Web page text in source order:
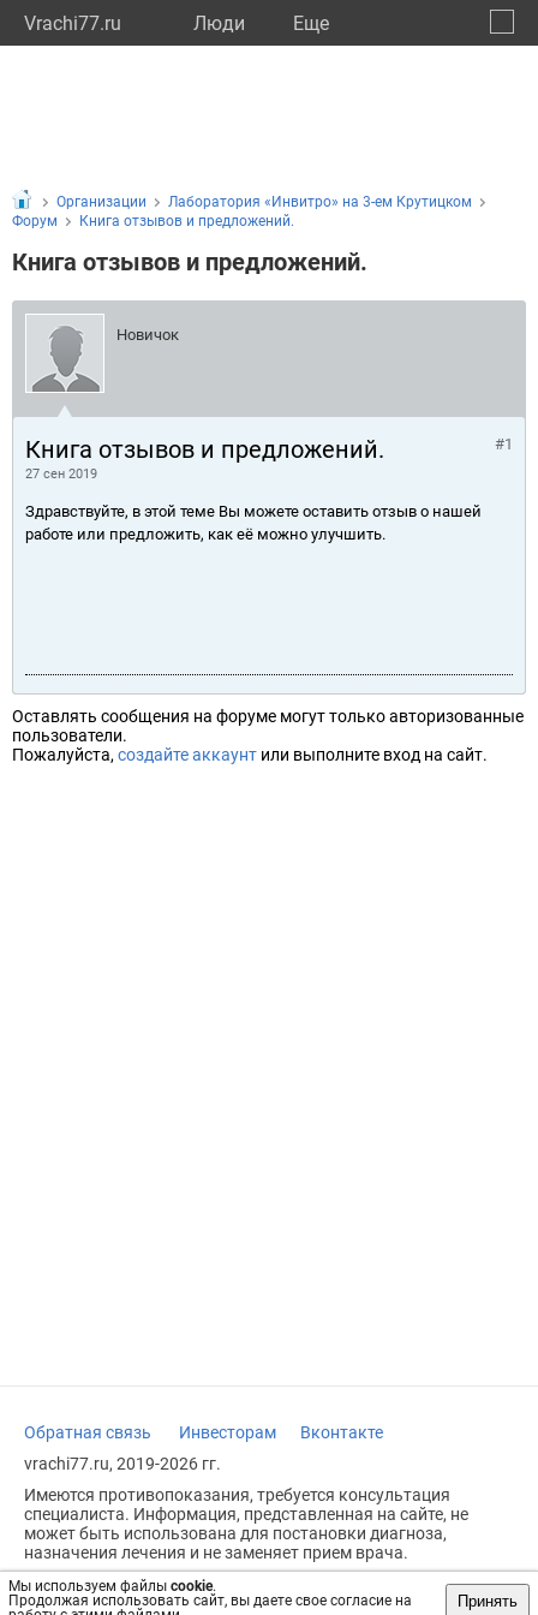
Vrachi77.ru Люди Eще
Мы используем файлы cookie.
Продолжая использовать сайт, вы даете свое согласие на
Принять
Организации
Лаборатория «Инвитро» на 3-ем Крутицком
Форум
Книга отзывов и предложений.
Книга отзывов и предложений.
Новичок
Книга отзывов и предложений.
27 сен 2019
#1
Здравствуйте, в этой теме Вы можете оставить отзыв о нашей
работе или предложить, как её можно улучшить.
Оставлять сообщения на форуме могут только авторизованные
пользователи.
Пожалуйста, создайте аккаунт или выполните вход на сайт.
Обратная связь Инвесторам
Вконтакте
vrachi77.ru, 2019-2026 гг.
Имеются противопоказания, требуется консультация
специалиста. Информация, представленная на сайте, не
может быть использована для постановки диагноза,
назначения лечения и не заменяет прием врача.
Возрастное ограничение: 18+